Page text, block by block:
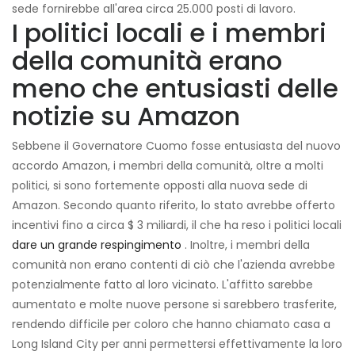
sede fornirebbe all'area circa 25.000 posti di lavoro.
I politici locali e i membri
della comunità erano
meno che entusiasti delle
notizie su Amazon
Sebbene il Governatore Cuomo fosse entusiasta del nuovo
accordo Amazon, i membri della comunità, oltre a molti
politici, si sono fortemente opposti alla nuova sede di
Amazon. Secondo quanto riferito, lo stato avrebbe offerto
incentivi fino a circa $ 3 miliardi, il che ha reso i politici locali
dare un grande respingimento . Inoltre, i membri della
comunità non erano contenti di ciò che l'azienda avrebbe
potenzialmente fatto al loro vicinato. L'affitto sarebbe
aumentato e molte nuove persone si sarebbero trasferite,
rendendo difficile per coloro che hanno chiamato casa a
Long Island City per anni permettersi effettivamente la loro